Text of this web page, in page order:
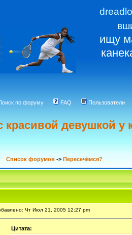
ищу
по форуму FAQ Пользователи
девушкой у
Список форумов -> Пересечёмся?
Чт Июл 21, 2005 12:27 pm
Цитата: